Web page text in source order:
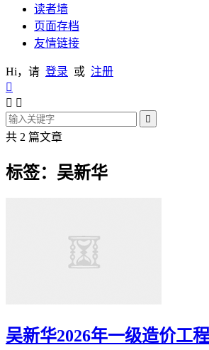
读者墙
页面存档
友情链接
Hi，请 登录 或 注册

 

共 2 篇文章
标签：吴新华
吴新华2026年一级造价工